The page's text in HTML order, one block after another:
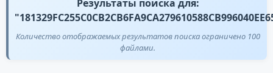
Результаты поиска для:
Количество отображаемых результатов поиска ограничено 100
файлами.